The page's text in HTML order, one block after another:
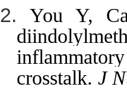
You Y,
crosstalk. J